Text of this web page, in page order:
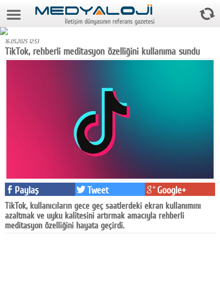
9 Ağustos 2026 9:57:52
Foto Galeri
Dünya
Pr
Facebook
İletişim dünyasının referans gazetesi
16.05.2025 12:53
TikTok, rehberli meditasyon özelliğini kullanıma sundu
Paylaş Tweet Google+
TikTok, kullanıcıların gece geç saatlerdeki ekran kullanımını
azaltmak ve uyku kalitesini artırmak amacıyla rehberli
meditasyon özelliğini hayata geçirdi.